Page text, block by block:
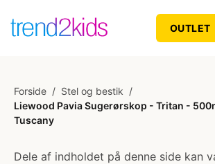
OUTLET
Forside / Stel og bestik /
Liewood Pavia Sugerørskop - Tritan -
Tuscany
Dele af indholdet på denne side kan